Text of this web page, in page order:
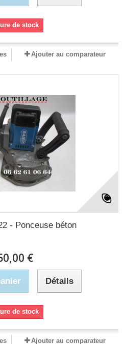
de stock
Ajouter au comparateur
- Ponceuse béton
€
Détails
de stock
Ajouter au comparateur